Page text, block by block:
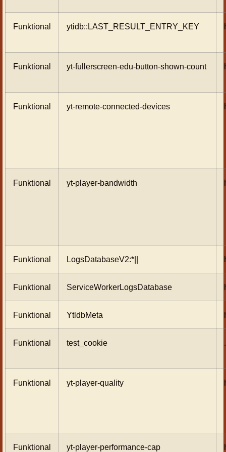
Funktional ytidb::LAST_RESULT_ENTRY_KEY
Funktional yt-fullerscreen-edu-button-shown-count
Funktional yt-remote-connected-devices
Funktional yt-player-bandwidth
Funktional LogsDatabaseV2:*||
Funktional ServiceWorkerLogsDatabase
Funktional YtldbMeta
Funktional test_cookie
Funktional yt-player-quality
Funktional yt-player-performance-cap